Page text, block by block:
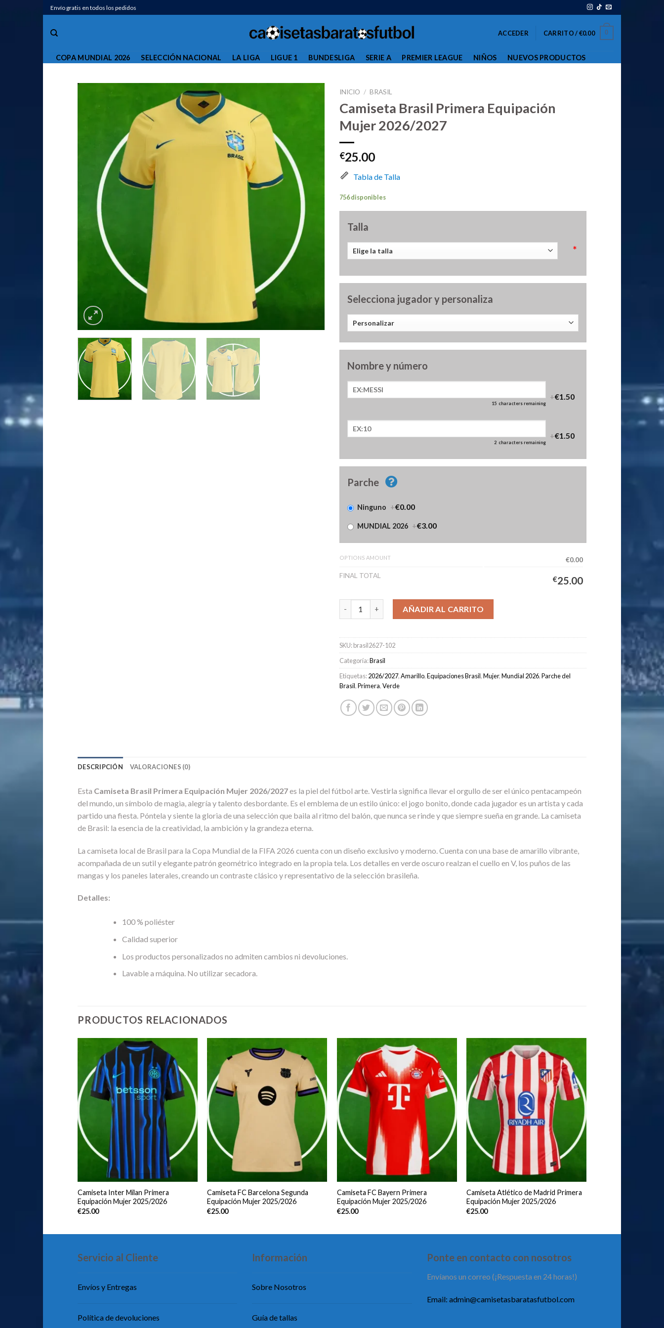
Saltar
al
contenido
Envío gratis en todos los pedidos
ACCEDER CARRITO /€0.00 0
COPA MUNDIAL 2026 SELECCIÓN NACIONAL LA LIGA LIGUE 1 BUNDESLIGA SERIE A PREMIER LEAGUE NIÑOS NUEVOS PRODUCTOS
INICIO / BRASIL
Camiseta Brasil Primera Equipación
Mujer 2026/2027
€25.00
Tabla de Talla
756 disponibles
Talla
*
Selecciona jugador y personaliza
Nombre y número
15 characters remaining
+€1.50
2 characters remaining
+€1.50
Parche
Ninguno +€0.00
MUNDIAL 2026 +€3.00
OPTIONS AMOUNT
€0.00
FINAL TOTAL
€25.00
Camiseta Brasil Primera Equipación Mujer 2026/2027 cantidad
AÑADIR AL CARRITO
SKU:brasil2627-102
Categoría:Brasil
Etiquetas:2026/2027,Amarillo,Equipaciones Brasil,Mujer,Mundial 2026,Parche del
Brasil,Primera,Verde
DESCRIPCIÓN VALORACIONES (0)
Esta Camiseta Brasil Primera Equipación Mujer 2026/2027es la piel del fútbol arte. Vestirla significa llevar el orgullo de ser el único pentacampeón
del mundo, un símbolo de magia, alegría y talento desbordante. Es el emblema de un estilo único: el jogo bonito, donde cada jugador es un artista y cada
partido una fiesta. Póntela y siente la gloria de una selección que baila al ritmo del balón, que nunca se rinde y que siempre sueña en grande. La camiseta
de Brasil: la esencia de la creatividad, la ambición y la grandeza eterna.
La camiseta local de Brasil para la Copa Mundial de la FIFA 2026 cuenta con un diseño exclusivo y moderno. Cuenta con una base de amarillo vibrante,
acompañada de un sutil y elegante patrón geométrico integrado en la propia tela. Los detalles en verde oscuro realzan el cuello en V, los puños de las
mangas y los paneles laterales, creando un contraste clásico y representativo de la selección brasileña.
Detalles:
100 % poliéster
Calidad superior
Los productos personalizados no admiten cambios ni devoluciones.
Lavable a máquina. No utilizar secadora.
PRODUCTOS RELACIONADOS
Camiseta Inter Milan Primera
Equipación Mujer 2025/2026
€25.00
Camiseta FC Barcelona Segunda
Equipación Mujer 2025/2026
€25.00
Camiseta FC Bayern Primera
Equipación Mujer 2025/2026
€25.00
Camiseta Atlético de Madrid Primera
Equipación Mujer 2025/2026
€25.00
Servicio al Cliente
Envíos y Entregas
Política de devoluciones
Información
Sobre Nosotros
Guía de tallas
Ponte en contacto con nosotros
Envíanos un correo (¡Respuesta en 24 horas!)
Email: admin@camisetasbaratasfutbol.com